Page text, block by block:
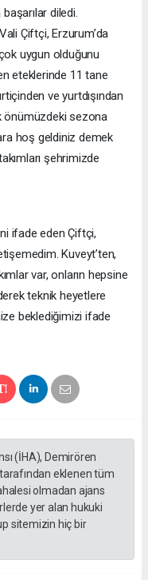
diledi.
Çiftçi, Erzurum’da
uygun olduğunu
eteklerinde 11 tane
ve yurtdışından
önümüzdeki sezona
hoş geldiniz demek
şehrimizde
ifade eden Çiftçi,
Kuveyt’ten,
var, onların hepsine
teknik heyetlere
beklediğimizi ifade
(İHA), Demirören
eklenen tüm
olmadan ajans
yer alan hukuki
sitemizin hiç bir